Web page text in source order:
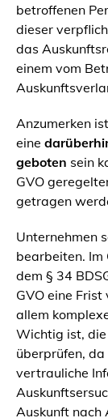
betroffenen
dieser
das
einem vom
Anzumerken
eine
geboten sein
GVO
getragen
Unternehmen
bearbeiten. Im
dem § 34
GVO eine
allem
Wichtig ist,
überprüfen,
vertrauliche
Auskunft nach